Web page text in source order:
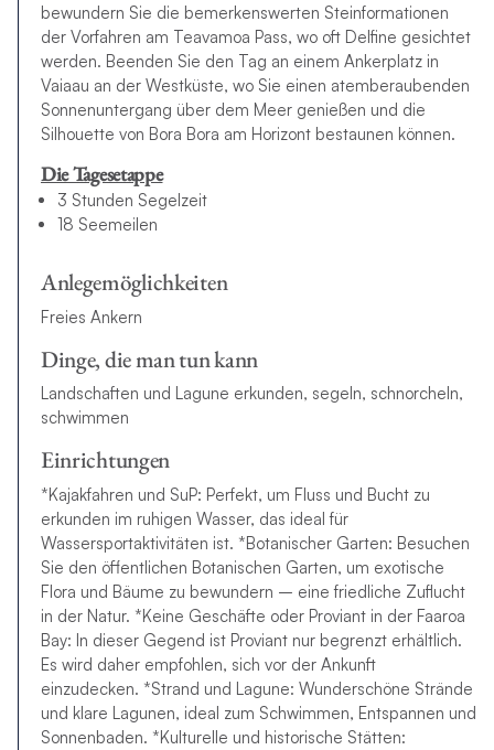
bewundern Sie die bemerkenswerten Steinformationen
der Vorfahren am Teavamoa Pass, wo oft Delfine gesichtet
werden. Beenden Sie den Tag an einem Ankerplatz in
Vaiaau an der Westküste, wo Sie einen atemberaubenden
Sonnenuntergang über dem Meer genießen und die
Silhouette von Bora Bora am Horizont bestaunen können.
Die Tagesetappe
3 Stunden Segelzeit
18 Seemeilen
Anlegemöglichkeiten
Freies Ankern
Dinge, die man tun kann
Landschaften und Lagune erkunden, segeln, schnorcheln,
schwimmen
Einrichtungen
*Kajakfahren und SuP: Perfekt, um Fluss und Bucht zu
erkunden im ruhigen Wasser, das ideal für
Wassersportaktivitäten ist. *Botanischer Garten: Besuchen
Sie den öffentlichen Botanischen Garten, um exotische
Flora und Bäume zu bewundern – eine friedliche Zuflucht
in der Natur. *Keine Geschäfte oder Proviant in der Faaroa
Bay: In dieser Gegend ist Proviant nur begrenzt erhältlich.
Es wird daher empfohlen, sich vor der Ankunft
einzudecken. *Strand und Lagune: Wunderschöne Strände
und klare Lagunen, ideal zum Schwimmen, Entspannen und
Sonnenbaden. *Kulturelle und historische Stätten: